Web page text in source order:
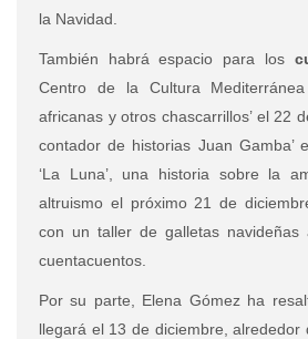
la Navidad.
También habrá espacio para los
Centro de la Cultura
africanas y otros chascarrillos’ el 22
contador de historias Juan Gamba’
‘La Luna’, una historia sobre la
altruismo el próximo 21 de
con un taller de galletas navideñas
cuentacuentos.
Por su parte, Elena Gómez ha
llegará el 13 de diciembre, alrededor